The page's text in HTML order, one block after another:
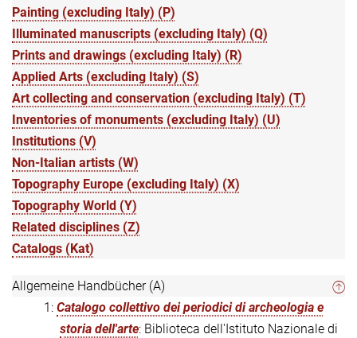
Painting (excluding Italy) (P)
Illuminated manuscripts (excluding Italy) (Q)
Prints and drawings (excluding Italy) (R)
Applied Arts (excluding Italy) (S)
Art collecting and conservation (excluding Italy) (T)
Inventories of monuments (excluding Italy) (U)
Institutions (V)
Non-Italian artists (W)
Topography Europe (excluding Italy) (X)
Topography World (Y)
Related disciplines (Z)
Catalogs (Kat)
Allgemeine Handbücher (A)
1: Catalogo collettivo dei periodici di archeologia e
storia dell'arte: Biblioteca dell'Istituto Nazionale di